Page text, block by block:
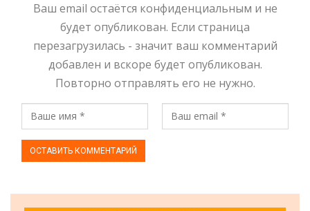
Ваш email остаётся конфиденциальным и не
будет опубликован. Если страница
перезагрузилась - значит ваш комментарий
добавлен и вскоре будет опубликован.
Повторно отправлять его не нужно.